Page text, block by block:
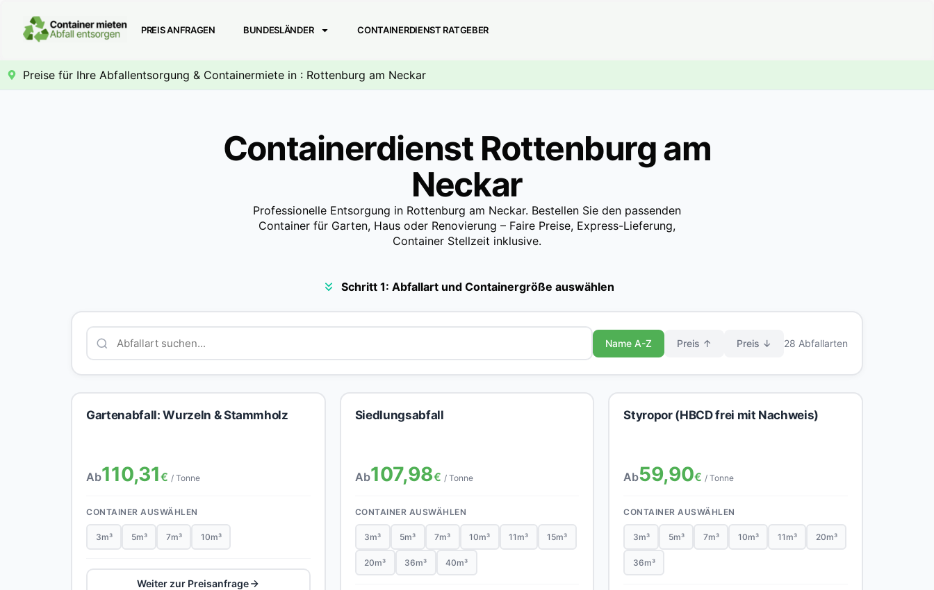
PREIS ANFRAGEN BUNDESLÄNDER CONTAINERDIENST RATGEBER
Preise für Ihre Abfallentsorgung & Containermiete in : Rottenburg am Neckar
Containerdienst Rottenburg am
Neckar
Professionelle Entsorgung in Rottenburg am Neckar. Bestellen Sie den passenden
Container für Garten, Haus oder Renovierung – Faire Preise, Express-Lieferung,
Container Stellzeit inklusive.
Schritt 1: Abfallart und Containergröße auswählen
Name A-Z Preis ↑ Preis ↓ 28 Abfallarten
Gartenabfall: Wurzeln & Stammholz
Ab110,31€ / Tonne
CONTAINER AUSWÄHLEN
3m³ 5m³ 7m³ 10m³
Weiter zur Preisanfrage
Siedlungsabfall
Ab107,98€ / Tonne
CONTAINER AUSWÄHLEN
3m³ 5m³ 7m³ 10m³ 11m³ 15m³
20m³ 36m³ 40m³
Styropor (HBCD frei mit Nachweis)
Ab59,90€ / Tonne
CONTAINER AUSWÄHLEN
3m³ 5m³ 7m³ 10m³ 11m³ 20m³
36m³